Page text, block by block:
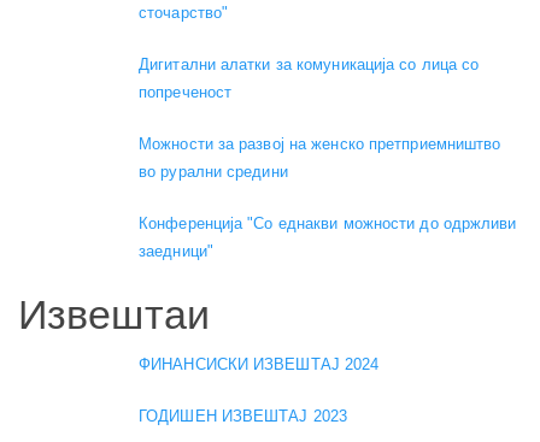
сточарство"
Дигитални алатки за комуникација со лица со
попреченост
Можности за развој на женско претприемништво
во рурални средини
Конференција "Со еднакви можности до одржливи
заедници"
Извештаи
ФИНАНСИСКИ ИЗВЕШТАЈ 2024
ГОДИШЕН ИЗВЕШТАЈ 2023